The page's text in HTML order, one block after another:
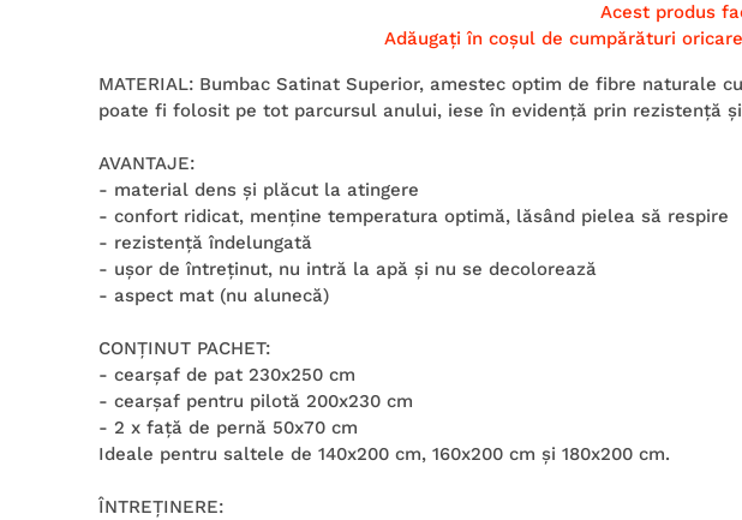
Acest produs
Adăugaţi în coşul de cumpărături
MATERIAL: Bumbac Satinat Superior, amestec optim de fibre naturale
poate fi folosit pe tot parcursul anului, iese în evidenţă prin rezistenţă
AVANTAJE:
- material dens şi plăcut la atingere
- confort ridicat, menţine temperatura optimă, lăsând pielea să respire
- rezistenţă îndelungată
- uşor de întreţinut, nu intră la apă şi nu se decolorează
- aspect mat (nu alunecă)
CONŢINUT PACHET:
- cearşaf de pat 230x250 cm
- cearşaf pentru pilotă 200x230 cm
- 2 x faţă de pernă 50x70 cm
Ideale pentru saltele de 140x200 cm, 160x200 cm şi 180x200 cm.
ÎNTREŢINERE: